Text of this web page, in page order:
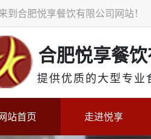
到合肥悦享餐饮有限公司网站！
合肥悦享餐
提供优质的大型专业
站首页 走进悦享